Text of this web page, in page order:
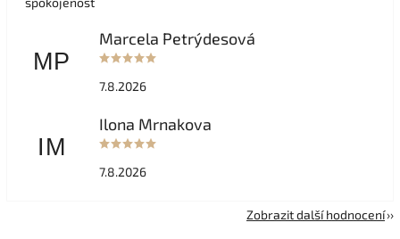
MP
Marcela Petrýdesová
7.8.2026
IM
Ilona Mrnakova
7.8.2026
Zobrazit další hodnocení